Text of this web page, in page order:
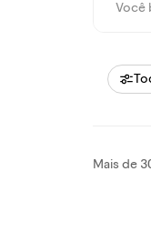
Você
Mais de